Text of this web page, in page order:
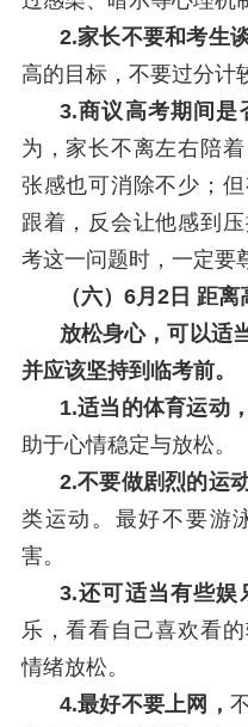
2.家长不要和考生
高的目标，不要过分计
3.商议高考期间是
为，家长不离左右陪
张感也可消除不少；
跟着，反会让他感到
考这一问题时，一定要
（六）6月2日 距
放松身心，可以适
并应该坚持到临考前。
1.适当的体育运动，
助于心情稳定与放松。
2.不要做剧烈的运动
类运动。最好不要游
害。
3.还可适当有些娱
乐，看看自己喜欢看
情绪放松。
4.最好不要上网，